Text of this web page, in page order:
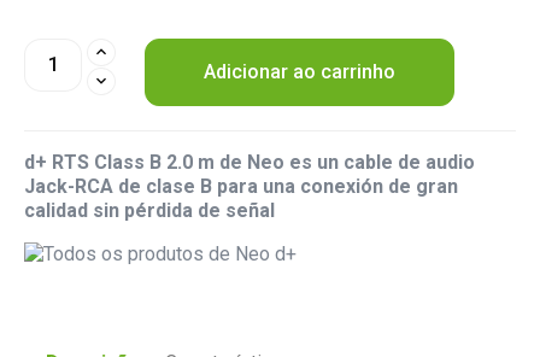
Adicionar ao carrinho
d+ RTS Class B 2.0 m de Neo es un cable de audio
Jack-RCA de clase B para una conexión de gran
calidad sin pérdida de señal